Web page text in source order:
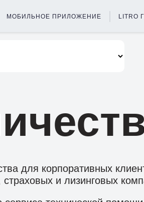
МОБИЛЬНОЕ ПРИЛОЖЕНИЕ LITRO
для корпоративных
и лизинговых